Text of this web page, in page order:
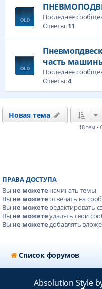
Последнее
Ответы:11
часть
Последнее
Ответы:4
Новая тема
18 тем •
ПРАВА ДОСТУПА
Вы не можете начинать темы
Вы не можетеотвечать на
Вы не можете редактировать
Вы не можетеудалять свои
Вы не можетедобавлять
Список форумов
Absolution Style